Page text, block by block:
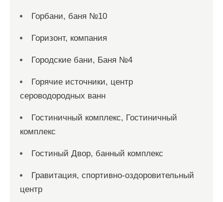
Горбани, баня №10
Горизонт, компания
Городские бани, Баня №4
Горячие источники, центр
сероводородных ванн
Гостиничный комплекс, Гостиничный
комплекс
Гостиный Двор, банный комплекс
Гравитация, спортивно-оздоровительный
центр